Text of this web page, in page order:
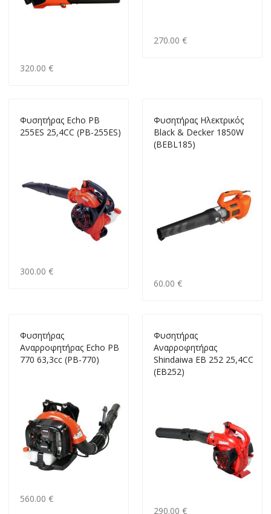
320.00 €
270.00 €
Φυσητήρας Echo PB
255ES 25,4CC (PB-255ES)
300.00 €
Φυσητήρας Hλεκτρικός
Black & Decker 1850W
(BEBL185)
60.00 €
Φυσητήρας
Αναρροφητήρας Echo PB
770 63,3cc (PB-770)
560.00 €
Φυσητήρας
Αναρροφητήρας
Shindaiwa EB 252 25,4CC
(EB252)
290.00 €